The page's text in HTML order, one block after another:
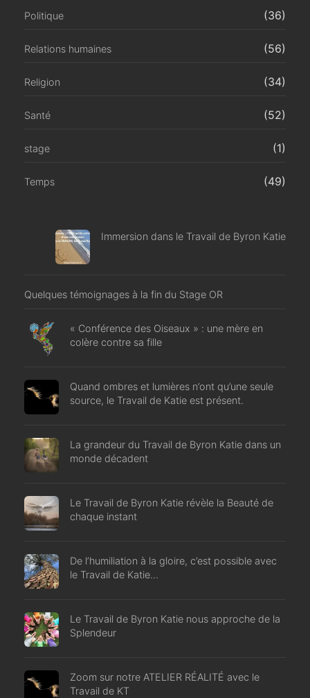
Politique (36)
Relations humaines (56)
Religion (34)
Santé (52)
stage (1)
Temps (49)
Immersion dans le Travail de Byron Katie
Quelques témoignages à la fin du Stage OR
« Conférence des Oiseaux » : une mère en
colère contre sa fille
Quand ombres et lumières n’ont qu’une seule
source, le Travail de Katie est présent.
La grandeur du Travail de Byron Katie dans un
monde décadent
Le Travail de Byron Katie révèle la Beauté de
chaque instant
De l’humiliation à la gloire, c’est possible avec
le Travail de Katie…
Le Travail de Byron Katie nous approche de la
Splendeur
Zoom sur notre ATELIER RÉALITÉ avec le
Travail de KT